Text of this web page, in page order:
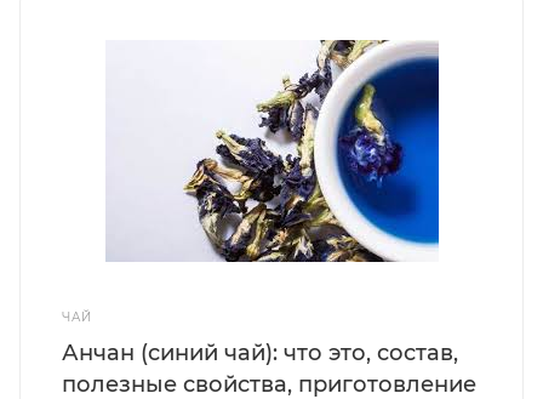
ЧАЙ
Анчан (синий чай): что это, состав,
полезные свойства, приготовление